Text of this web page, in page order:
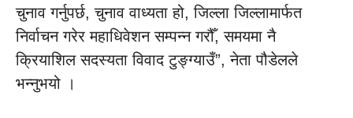
चुनाव गर्नुपर्छ, चुनाव वाध्यता हो, जिल्ला जिल्लामार्फत
निर्वाचन गरेर महाधिवेशन सम्पन्न गरौँ, समयमा नै
क्रियाशिल सदस्यता विवाद टुङ्ग्याउँ”, नेता पौडेलले
भन्नुभयो ।